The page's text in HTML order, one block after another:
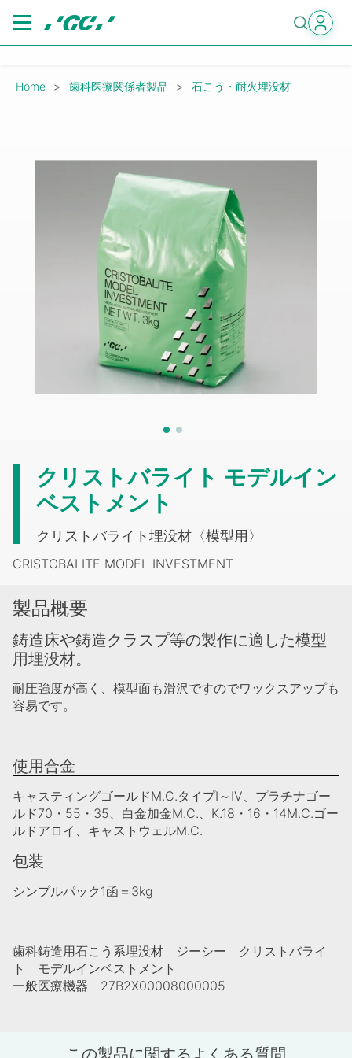
main
Breadcrumb
Home 歯科医療関係者製品 石こう・耐火埋没材
クリストバライト モデルイン
ベストメント
クリストバライト埋没材〈模型用〉
CRISTOBALITE MODEL INVESTMENT
製品概要
鋳造床や鋳造クラスプ等の製作に適した模型
用埋没材。
耐圧強度が高く、模型面も滑沢ですのでワックスアップも
容易です。
使用合金
キャスティングゴールドM.C.タイプI～IV、プラチナゴー
ルド70・55・35、白金加金M.C.、K.18・16・14M.C.ゴー
ルドアロイ、キャストウェルM.C.
包装
シンプルパック1函＝3kg
歯科鋳造用石こう系埋没材 ジーシー クリストバライ
ト モデルインベストメント
一般医療機器 27B2X00008000005
この製品に関するよくある質問